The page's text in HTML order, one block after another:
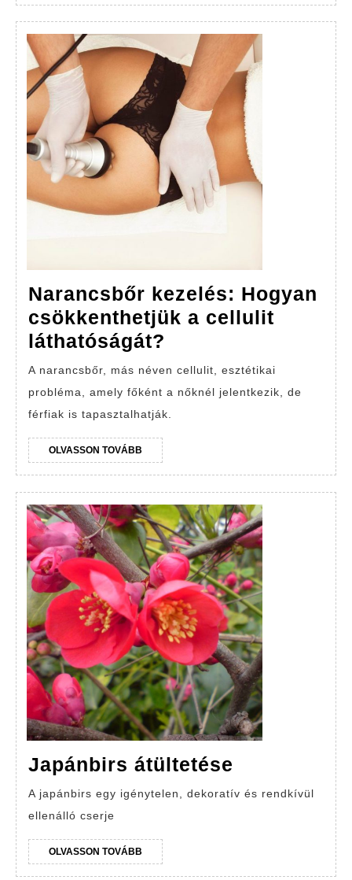
Narancsbőr kezelés: Hogyan
csökkenthetjük a cellulit
láthatóságát?
kezelés:
Hogyan
csökkenthetjük
láthatóságát?
A narancsbőr, más néven cellulit, esztétikai
probléma, amely főként a nőknél jelentkezik, de
férfiak is tapasztalhatják.
OLVASSON TOVÁBB OLVASSON
TOVÁBB
Japánbirs átültetése
átültetése
A japánbirs egy igénytelen, dekoratív és rendkívül
ellenálló cserje
OLVASSON TOVÁBB OLVASSON
TOVÁBB